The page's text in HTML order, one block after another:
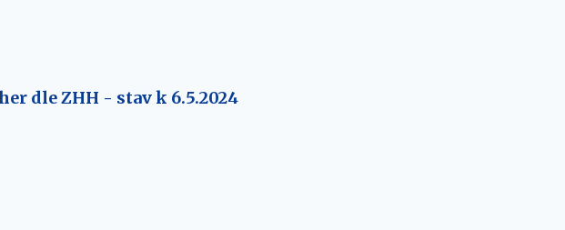
dle ZHH - stav k 6.5.2024